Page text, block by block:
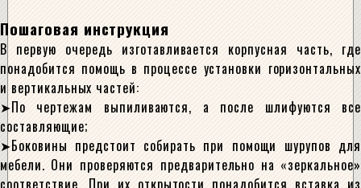
Пошаговая инструкция
В первую очередь изготавливается корпусная часть, где
понадобится помощь в процессе установки горизонтальных
и вертикальных частей:
По чертежам выпиливаются, а после шлифуются все
составляющие;
Боковины предстоит собирать при помощи шурупов для
мебели. Они проверяются предварительно на «зеркальное»
соответствие. При их открытости понадобится вставка из